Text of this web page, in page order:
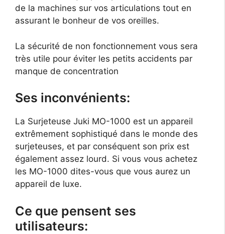
de la machines sur vos articulations tout en
assurant le bonheur de vos oreilles.
La sécurité de non fonctionnement vous sera
très utile pour éviter les petits accidents par
manque de concentration
Ses inconvénients:
La Surjeteuse Juki MO-1000 est un appareil
extrêmement sophistiqué dans le monde des
surjeteuses, et par conséquent son prix est
également assez lourd. Si vous vous achetez
les MO-1000 dites-vous que vous aurez un
appareil de luxe.
Ce que pensent ses
utilisateurs: